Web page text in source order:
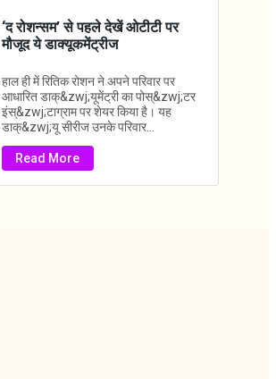
‘द रोशन्सम’ से पहले देखें ओटीटी पर
मौजूद ये डाक्यूकमेंट्रीज
हाल ही में रितिक रोशन ने अपने परिवार पर
आधारित डाक्&zwj;यूमेंट्री का पोस्&zwj;टर
इंस्&zwj;टाग्राम पर शेयर किया है। यह
डाक्&zwj;यू सीरीज उनके परिवार...
Read More